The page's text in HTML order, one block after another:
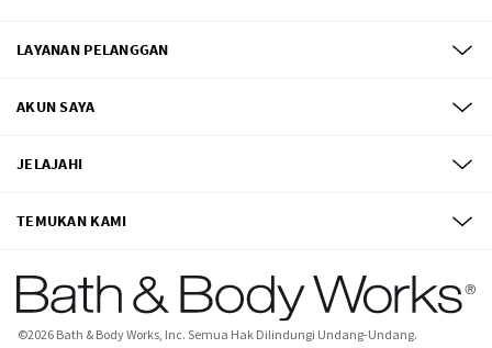
LAYANAN PELANGGAN
AKUN SAYA
JELAJAHI
TEMUKAN KAMI
©2026 Bath & Body Works, Inc. Semua Hak Dilindungi Undang-Undang.